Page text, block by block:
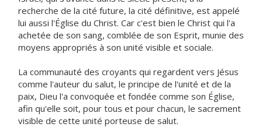
recherche de la cité future, la cité définitive, est appelé
lui aussi l'Église du Christ. Car c'est bien le Christ qui l'a
achetée de son sang, comblée de son Esprit, munie des
moyens appropriés à son unité visible et sociale.
La communauté des croyants qui regardent vers Jésus
comme l'auteur du salut, le principe de l'unité et de la
paix, Dieu l'a convoquée et fondée comme son Église,
afin qu'elle soit, pour tous et pour chacun, le sacrement
visible de cette unité porteuse de salut.